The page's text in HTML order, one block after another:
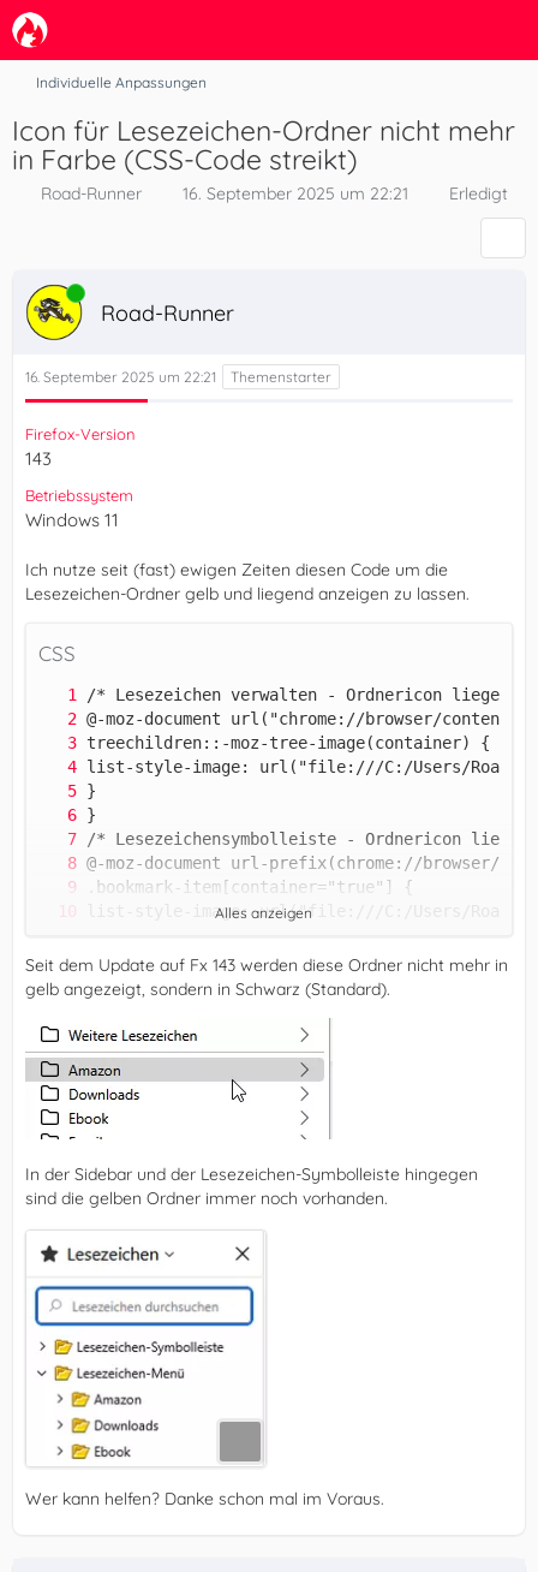
Individuelle Anpassungen
Icon für Lesezeichen-Ordner nicht mehr
in Farbe (CSS-Code streikt)
Road-Runner 16. September 2025 um 22:21 Erledigt
Online
Road-Runner
16. September 2025 um 22:21
Firefox-Version
143
Betriebssystem
Windows 11
Ich nutze seit (fast) ewigen Zeiten diesen Code um die
Lesezeichen-Ordner gelb und liegend anzeigen zu lassen.
CSS
Alles anzeigen
Seit dem Update auf Fx 143 werden diese Ordner nicht mehr in
gelb angezeigt, sondern in Schwarz (Standard).
In der Sidebar und der Lesezeichen-Symbolleiste hingegen
sind die gelben Ordner immer noch vorhanden.
Wer kann helfen? Danke schon mal im Voraus.